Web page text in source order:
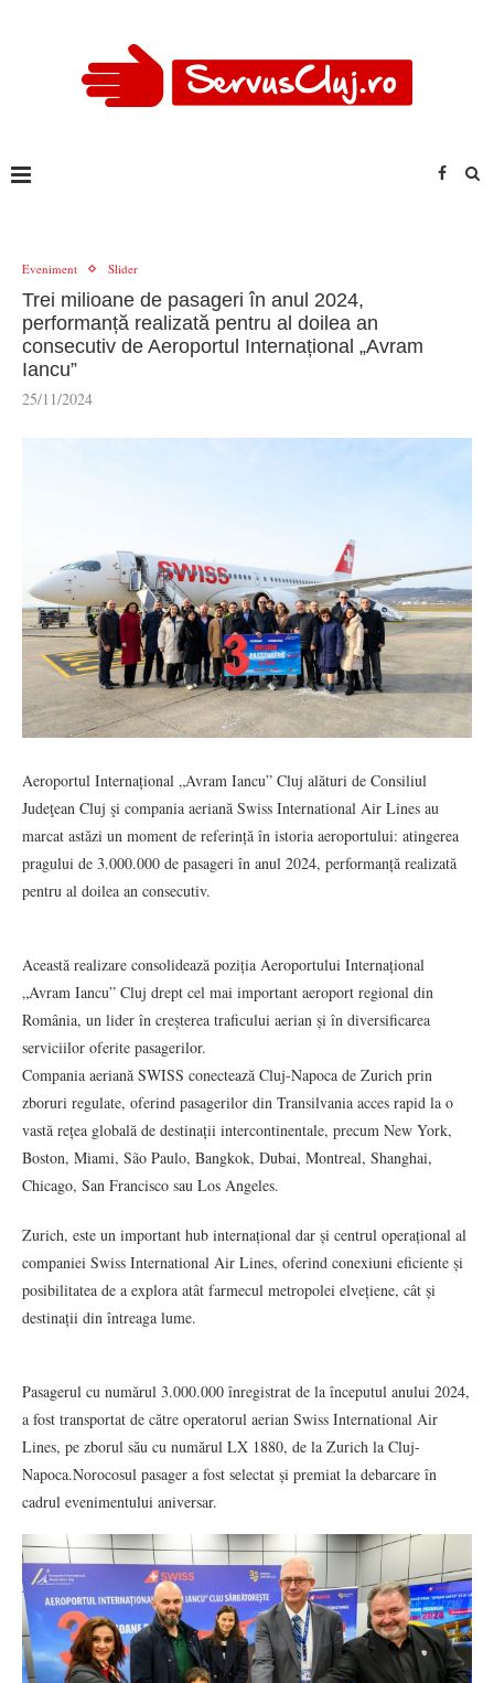
Eveniment Slider
Trei milioane de pasageri în anul 2024,
performanță realizată pentru al doilea an
consecutiv de Aeroportul Internațional „Avram
Iancu”
25/11/2024
Aeroportul Internațional „Avram Iancu” Cluj alături de Consiliul
Judeţean Cluj şi compania aeriană Swiss International Air Lines au
marcat astăzi un moment de referință în istoria aeroportului: atingerea
pragului de 3.000.000 de pasageri în anul 2024, performanță realizată
pentru al doilea an consecutiv.
Această realizare consolidează poziția Aeroportului Internațional
„Avram Iancu” Cluj drept cel mai important aeroport regional din
România, un lider în creșterea traficului aerian și în diversificarea
serviciilor oferite pasagerilor.
Compania aeriană SWISS conectează Cluj-Napoca de Zurich prin
zboruri regulate, oferind pasagerilor din Transilvania acces rapid la o
vastă rețea globală de destinații intercontinentale, precum New York,
Boston, Miami, São Paulo, Bangkok, Dubai, Montreal, Shanghai,
Chicago, San Francisco sau Los Angeles.
Zurich, este un important hub internațional dar și centrul operațional al
companiei Swiss International Air Lines, oferind conexiuni eficiente și
posibilitatea de a explora atât farmecul metropolei elvețiene, cât și
destinații din întreaga lume.
Pasagerul cu numărul 3.000.000 înregistrat de la începutul anului 2024,
a fost transportat de către operatorul aerian Swiss International Air
Lines, pe zborul său cu numărul LX 1880, de la Zurich la Cluj-
Napoca.Norocosul pasager a fost selectat și premiat la debarcare în
cadrul evenimentului aniversar.